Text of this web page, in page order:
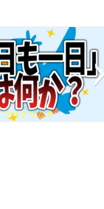
ブログサムネ